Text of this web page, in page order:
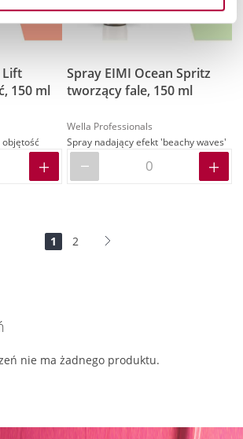
Lift
150 ml
objętość
Spray EIMI Ocean Spritz
tworzący fale, 150 ml
Wella Professionals
Spray nadający efekt 'beachy waves'
Strona
Jesteś
1 Strona
2
nie ma żadnego produktu.